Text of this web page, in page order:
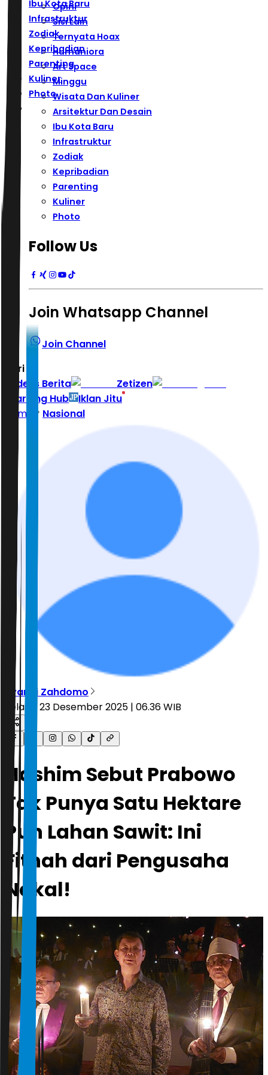
Ibu Kota Baru
Infrastruktur
Zodiak
Kepribadian
Parenting
Kuliner
Photo
Opini
Sisi Lain
Ternyata Hoax
Humaniora
Art Space
Minggu
Wisata Dan Kuliner
Arsitektur Dan Desain
Ibu Kota Baru
Infrastruktur
Zodiak
Kepribadian
Parenting
Kuliner
Photo
Follow Us
Join Whatsapp Channel
Join Channel
Hari ini
Indeks Berita
Zetizen
Learning Hub
Iklan Jitu
Home
Nasional
Ryandi Zahdomo
Selasa, 23 Desember 2025 | 06.36 WIB
Hashim Sebut Prabowo
Tak Punya Satu Hektare
Pun Lahan Sawit: Ini
Fitnah dari Pengusaha
Nakal!